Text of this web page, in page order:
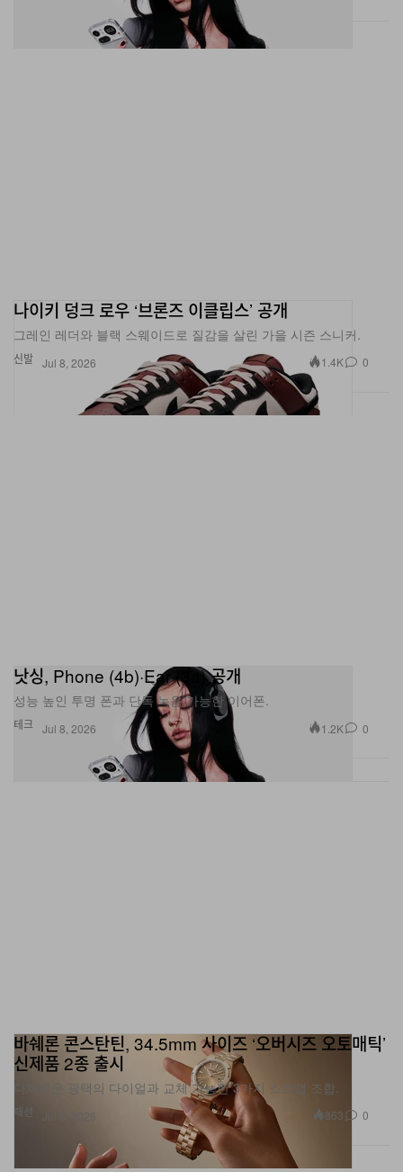
신발
나이키 덩크 로우 ‘브론즈 이클립스’ 공개
그레인 레더와 블랙 스웨이드로 질감을 살린 가을 시즌 스니커.
Jul 8, 2026 1.4K 0
테크
낫싱, Phone (4b)·Ear (3a) 공개
성능 높인 투명 폰과 단독 녹음 가능한 이어폰.
Jul 8, 2026 1.2K 0
패션
바쉐론 콘스탄틴, 34.5mm 사이즈 ‘오버시즈 오토매틱’
신제품 2종 출시
다채로운 광택의 다이얼과 교체 가능한 3가지 스트랩 조합.
Jul 8, 2026 863 0